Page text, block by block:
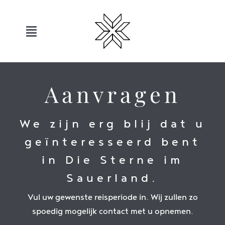
inhoudToggle
Sauerland
Aanbiedingen
Beweging
Ontspanning
Aanvragen
We zijn erg blij dat u
geïnteresseerd bent
in Die Sterne im
Sauerland.
Vul uw gewenste reisperiode in. Wij zullen zo
spoedig mogelijk contact met u opnemen.